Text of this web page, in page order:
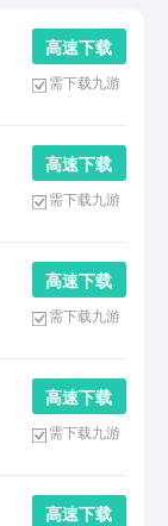
高 速 下 载
需下载九游
高 速 下 载
需下载九游
高 速 下 载
需下载九游
高 速 下 载
需下载九游
高 速 下 载